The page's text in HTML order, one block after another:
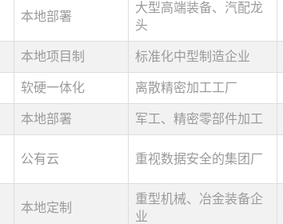
本地部署
大型高端装备、汽配龙
头
本地项目制 标准化中型制造企业
软硬一体化 离散精密加工工厂
本地部署 军工、精密零部件加工
公有云 重视数据安全的集团厂
本地定制
重型机械、冶金装备企
业